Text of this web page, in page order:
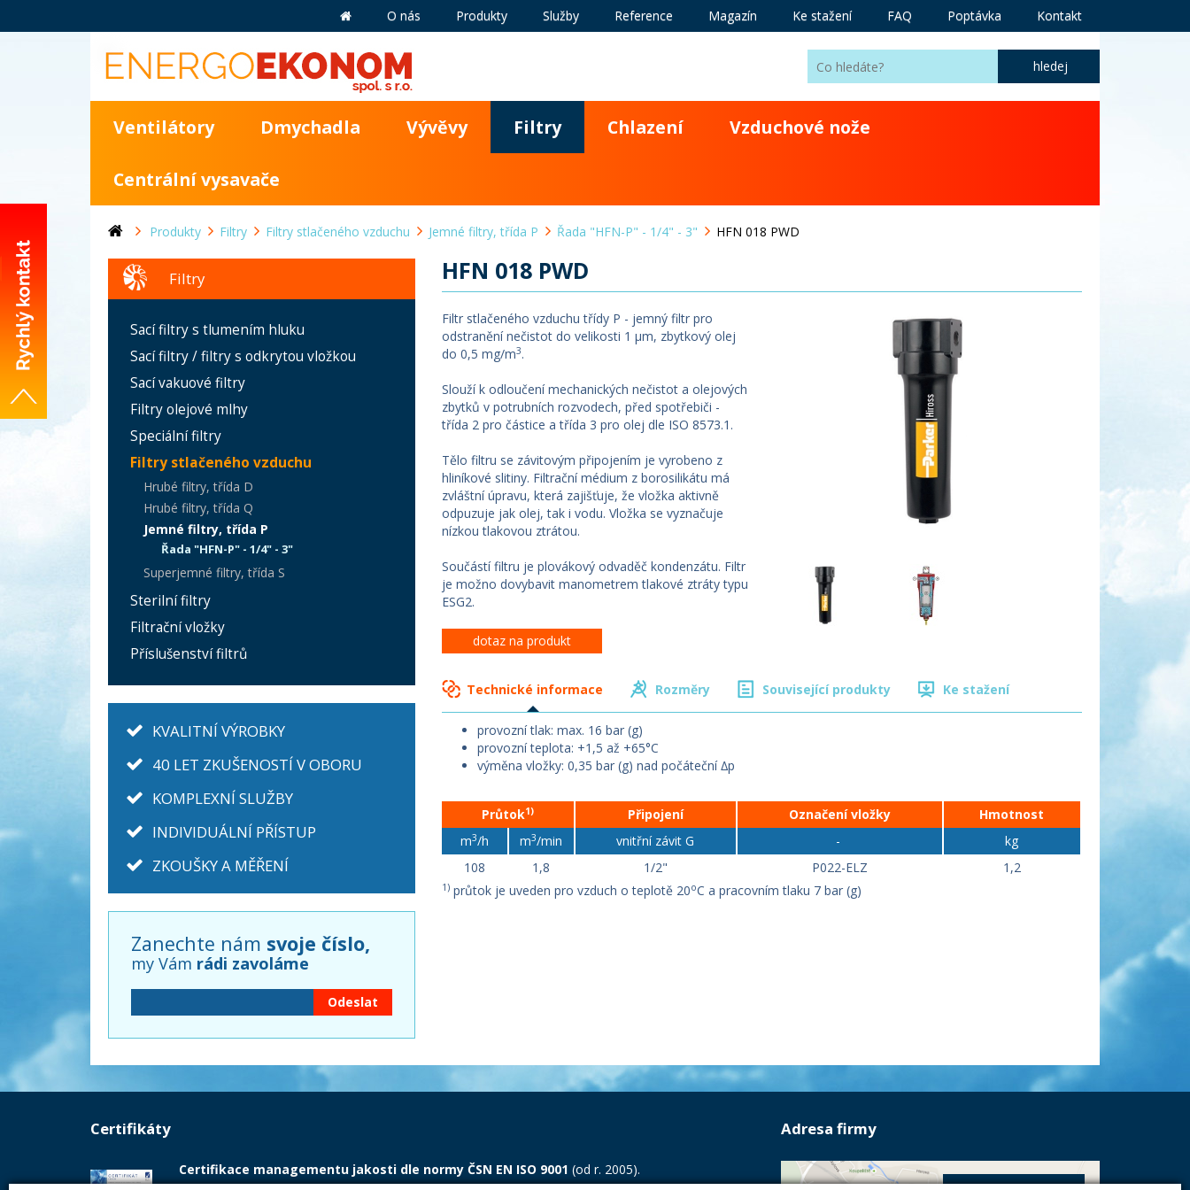
+420 281 981 055
info@energoekonom.cz
Wolkerova 433
CZ-250 82 Úvaly
O nás Produkty Služby Reference Magazín Ke stažení FAQ Poptávka Kontakt
Ventilátory Dmychadla Vývěvy Filtry Chlazení Vzduchové nože
Centrální vysavače
Produkty Filtry Filtry stlačeného vzduchu Jemné filtry, třída P Řada "HFN-P" - 1/4" - 3" HFN 018 PWD
HFN 018 PWD
Filtr stlačeného vzduchu třídy P - jemný filtr pro
odstranění nečistot do velikosti 1 µm, zbytkový olej
do 0,5 mg/m3.
Slouží k odloučení mechanických nečistot a olejových
zbytků v potrubních rozvodech, před spotřebiči -
třída 2 pro částice a třída 3 pro olej dle ISO 8573.1.
Tělo filtru se závitovým připojením je vyrobeno z
hliníkové slitiny. Filtrační médium z borosilikátu má
zvláštní úpravu, která zajišťuje, že vložka aktivně
odpuzuje jak olej, tak i vodu. Vložka se vyznačuje
nízkou tlakovou ztrátou.
Součástí filtru je plovákový odvaděč kondenzátu. Filtr
je možno dovybavit manometrem tlakové ztráty typu
ESG2.
dotaz na produkt
Technické informace Rozměry Související produkty Ke stažení
provozní tlak: max. 16 bar (g)
provozní teplota: +1,5 až +65°C
výměna vložky: 0,35 bar (g) nad počáteční ∆p
Průtok1) Připojení Označení vložky
Hmotnost
m3/h m3/min vnitřní závit G -
kg
108
1,8 1/2" P022-ELZ 1,2
1)průtok je uveden pro vzduch o teplotě 20oC a pracovním tlaku 7 bar (g)
Filtry
Sací filtry s tlumením hluku
Sací filtry / filtry s odkrytou vložkou
Sací vakuové filtry
Filtry olejové mlhy
Speciální filtry
Filtry stlačeného vzduchu
Hrubé filtry, třída D
Hrubé filtry, třída Q
Jemné filtry, třída P
Řada "HFN-P" - 1/4" - 3"
Superjemné filtry, třída S
Sterilní filtry
Filtrační vložky
Příslušenství filtrů
KVALITNÍ VÝROBKY
40 LET ZKUŠENOSTÍ V OBORU
KOMPLEXNÍ SLUŽBY
INDIVIDUÁLNÍ PŘÍSTUP
ZKOUŠKY A MĚŘENÍ
Zanechte nám svoje číslo,
my Vám rádi zavoláme
Certifikáty
Certifikace managementu jakosti dle normy ČSN EN ISO 9001 (od r. 2005).
Adresa firmy